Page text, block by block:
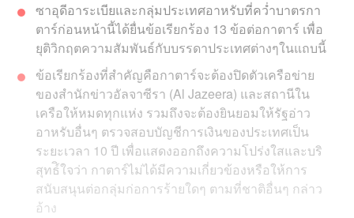
ซาอุดีอาระเบียและกลุ่มประเทศอาหรับที่คว่ำบาตรกา
ตาร์ก่อนหน้านี้ได้ยื่นข้อเรียกร้อง 13 ข้อต่อกาตาร์ เพื่อ
ยุติวิกฤตความสัมพันธ์กับบรรดาประเทศต่างๆในแถบนี้
ข้อเรียกร้องที่สำคัญคือกาตาร์จะต้องปิดตัวเครือข่าย
ของสำนักข่าวอัลจาซีรา (Al Jazeera) และสถานีใน
เครือให้หมดทุกแห่ง รวมถึงจะต้องยินยอมให้รัฐอ่าว
อาหรับอื่นๆ ตรวจสอบบัญชีการเงินของประเทศเป็น
ระยะเวลา 10 ปี เพื่อแสดงออกถึงความโปร่งใสและบริ
สุทธ์ิใจว่า กาตาร์ไม่ได้มีความเกี่ยวข้องหรือให้การ
สนับสนุนต่อกลุ่มก่อการร้ายใดๆ ตามที่ชาติอื่นๆ กล่าว
อ้าง